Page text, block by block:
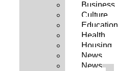
Business
Culture
Education
Health
Housing
News
News